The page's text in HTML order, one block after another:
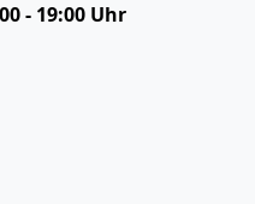
- 19:00 Uhr